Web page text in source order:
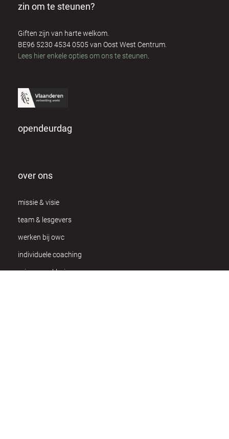
zin om te steunen?
Giften zijn van harte welkom.
BE96 5230 4534 0505 van Oost West Centrum.
Lees hier enkele opties om ons te steunen.
opendeurdag
over ons
missie & visie
team & lesgevers
werken bij owc
individuele coaching
privacy verklaring